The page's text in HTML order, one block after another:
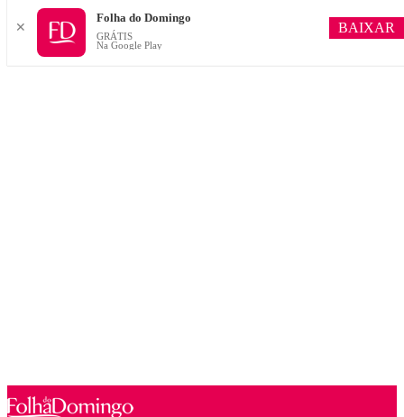
✕
Folha do Domingo
GRÁTIS
Na Google Play
BAIXAR